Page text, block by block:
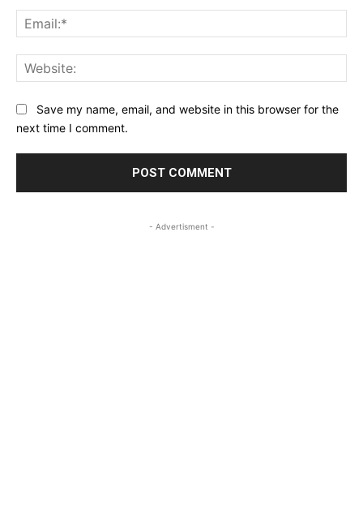
Save my name, email, and website in this browser for the
next time I comment.
- Advertisment -